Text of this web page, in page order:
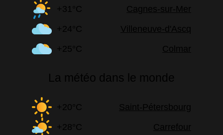
+31°C
Cagnes-sur-Mer
+24°C
Villeneuve-d'Ascq
+25°C
Colmar
La météo dans le monde
+20°C
Saint-Pétersbourg
+28°C
Carrefour